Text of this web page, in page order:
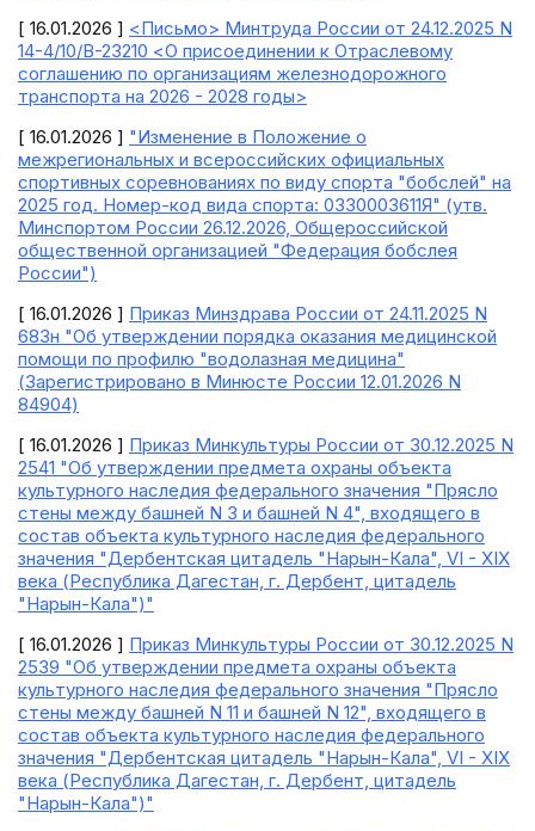
[ 16.01.2026 ] <Письмо> Минтруда России от 24.12.2025 N
14-4/10/В-23210 <О присоединении к Отраслевому
соглашению по организациям железнодорожного
транспорта на 2026 - 2028 годы>
[ 16.01.2026 ] "Изменение в Положение о
межрегиональных и всероссийских официальных
спортивных соревнованиях по виду спорта "бобслей" на
2025 год. Номер-код вида спорта: 0330003611Я" (утв.
Минспортом России 26.12.2026, Общероссийской
общественной организацией "Федерация бобслея
России")
[ 16.01.2026 ] Приказ Минздрава России от 24.11.2025 N
683н "Об утверждении порядка оказания медицинской
помощи по профилю "водолазная медицина"
(Зарегистрировано в Минюсте России 12.01.2026 N
84904)
[ 16.01.2026 ] Приказ Минкультуры России от 30.12.2025 N
2541 "Об утверждении предмета охраны объекта
культурного наследия федерального значения "Прясло
стены между башней N 3 и башней N 4", входящего в
состав объекта культурного наследия федерального
значения "Дербентская цитадель "Нарын-Кала", VI - XIX
века (Республика Дагестан, г. Дербент, цитадель
"Нарын-Кала")"
[ 16.01.2026 ] Приказ Минкультуры России от 30.12.2025 N
2539 "Об утверждении предмета охраны объекта
культурного наследия федерального значения "Прясло
стены между башней N 11 и башней N 12", входящего в
состав объекта культурного наследия федерального
значения "Дербентская цитадель "Нарын-Кала", VI - XIX
века (Республика Дагестан, г. Дербент, цитадель
"Нарын-Кала")"